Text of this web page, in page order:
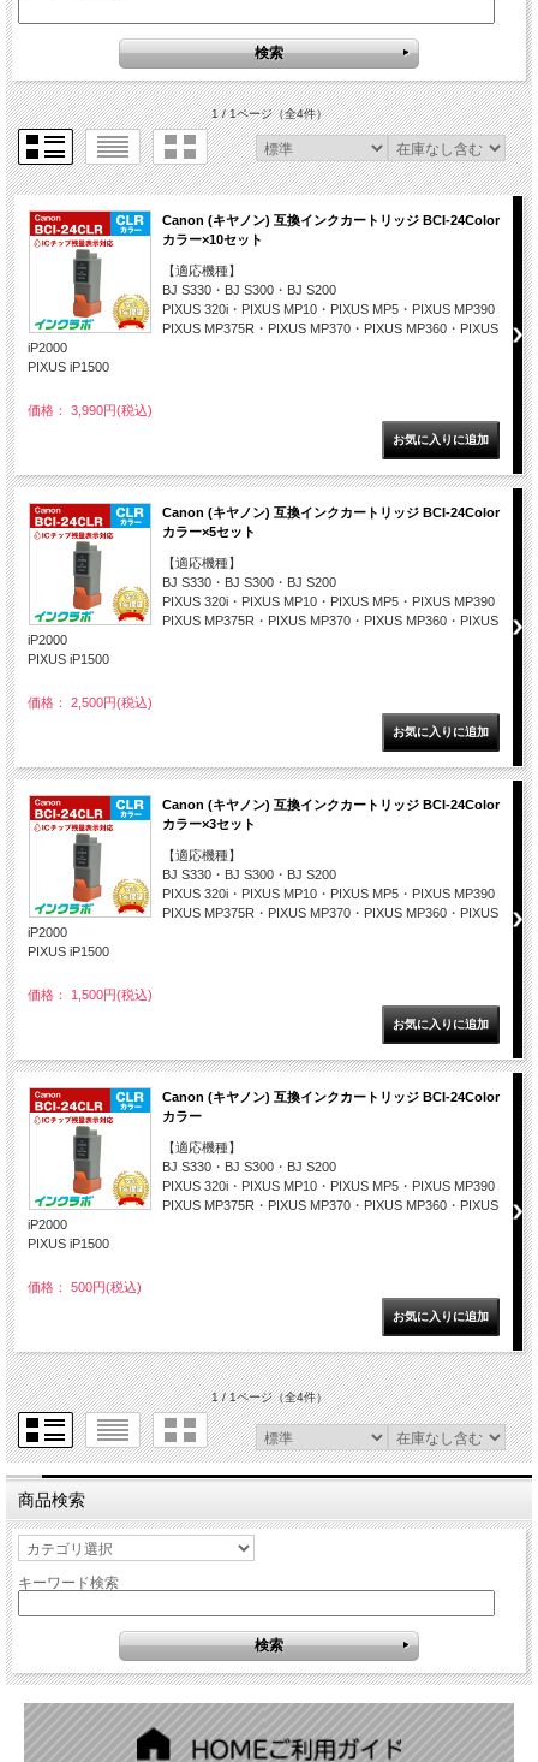
1 / 1ページ（全4件）
Canon (キヤノン) 互換インクカートリッジ BCI-24Color
カラー×10セット
【適応機種】
BJ S330・BJ S300・BJ S200
PIXUS 320i・PIXUS MP10・PIXUS MP5・PIXUS MP390
PIXUS MP375R・PIXUS MP370・PIXUS MP360・PIXUS
iP2000
PIXUS iP1500
価格： 3,990円(税込)
Canon (キヤノン) 互換インクカートリッジ BCI-24Color
カラー×5セット
【適応機種】
BJ S330・BJ S300・BJ S200
PIXUS 320i・PIXUS MP10・PIXUS MP5・PIXUS MP390
PIXUS MP375R・PIXUS MP370・PIXUS MP360・PIXUS
iP2000
PIXUS iP1500
価格： 2,500円(税込)
Canon (キヤノン) 互換インクカートリッジ BCI-24Color
カラー×3セット
【適応機種】
BJ S330・BJ S300・BJ S200
PIXUS 320i・PIXUS MP10・PIXUS MP5・PIXUS MP390
PIXUS MP375R・PIXUS MP370・PIXUS MP360・PIXUS
iP2000
PIXUS iP1500
価格： 1,500円(税込)
Canon (キヤノン) 互換インクカートリッジ BCI-24Color
カラー
【適応機種】
BJ S330・BJ S300・BJ S200
PIXUS 320i・PIXUS MP10・PIXUS MP5・PIXUS MP390
PIXUS MP375R・PIXUS MP370・PIXUS MP360・PIXUS
iP2000
PIXUS iP1500
価格： 500円(税込)
1 / 1ページ（全4件）
商品検索
キーワード検索